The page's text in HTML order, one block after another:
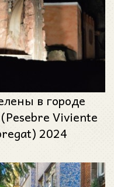
в городе
Viviente
2024